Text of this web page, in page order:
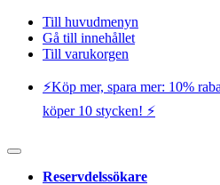
Till huvudmenyn
Gå till innehållet
Till varukorgen
⚡️Köp mer, spara mer: 10%
köper 10 stycken! ⚡️
Reservdelssökare